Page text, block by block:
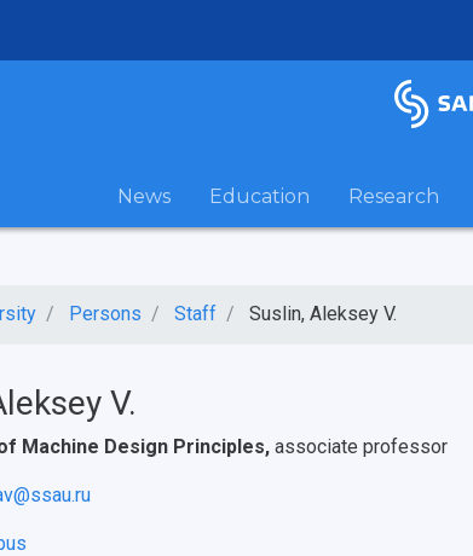
News Education Research
Persons Staff Suslin, Aleksey V.
V.
Machine Design Principles, associate professor